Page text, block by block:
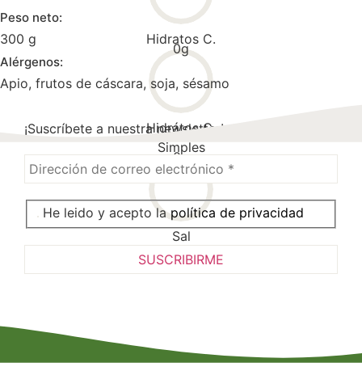
Hidratos C.
0g
Hidrátos C.
Simples
0g
Sal
Peso neto:
300 g
Alérgenos:
Apio, frutos de cáscara, soja, sésamo
¡Suscríbete a nuestra newsletter!
He leido y acepto lapolítica de privacidad